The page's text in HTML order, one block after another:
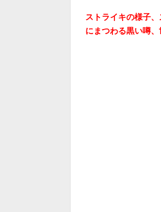
ストライキの様子
にまつわる黒い噂